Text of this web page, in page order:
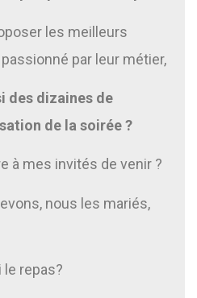
les meilleurs
par leur métier,
des dizaines de
de la soirée ?
à mes invités de venir ?
nous les mariés,
le repas?